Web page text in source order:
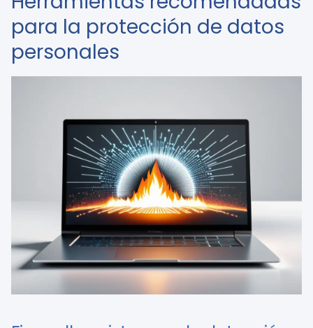
para la protección de datos
personales